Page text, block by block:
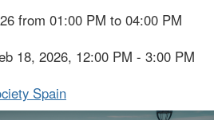
from 01:00 PM to 04:00 PM
18, 2026, 12:00 PM - 3:00 PM
Spain